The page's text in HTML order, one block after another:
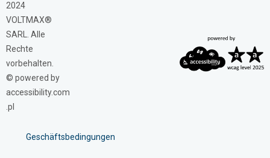
2024
VOLTMAX®
SARL. Alle
Rechte
vorbehalten.
© powered by
accessibility.com
.pl
Geschäftsbedingungen